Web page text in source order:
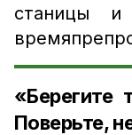
станицы
«Берегите
Поверьте,